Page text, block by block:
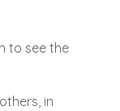
to see the
in